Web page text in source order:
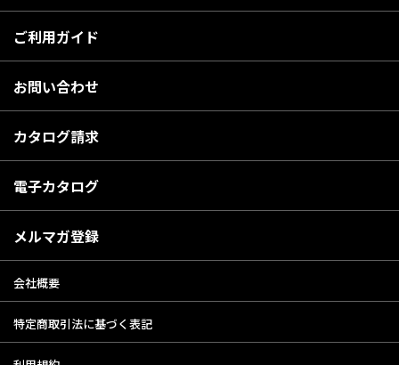
ご利用ガイド
お問い合わせ
カタログ請求
電子カタログ
メルマガ登録
会社概要
特定商取引法に基づく表記